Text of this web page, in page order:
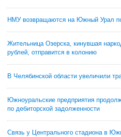
НМУ возвращаются на Южный Урал
Жительница Озерска, кинувшая
рублей, отправится в колонию
В Челябинской области увеличили
Южноуральские предприятия
по дебиторской задолженности
Связь у Центрального стадиона в